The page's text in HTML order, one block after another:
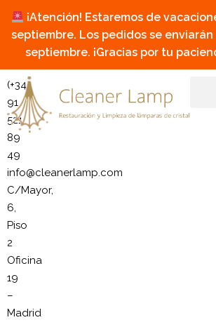
¡Atención! Estaremos de
septiembre. Los pedidos se
septiembre. ¡Gracias por tu
(+34)
91
521
89
49
info@cleanerlamp.com
C/Mayor,
6,
Piso
2
Oficina
19
–
Madrid